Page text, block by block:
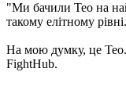
"Ми бачили Тео на
такому елітному рівні.
На мою думку, це Тео.
FightHub.